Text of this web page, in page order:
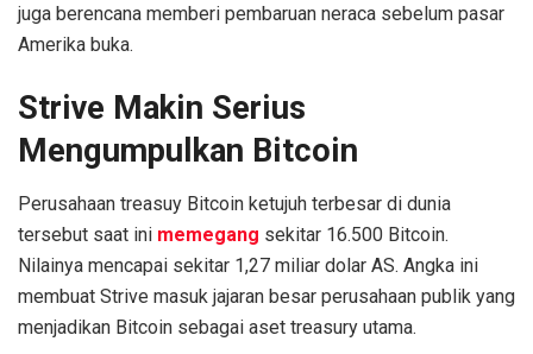
juga berencana memberi pembaruan neraca sebelum pasar
Amerika buka.
Strive Makin Serius
Mengumpulkan Bitcoin
Perusahaan treasuy Bitcoin ketujuh terbesar di dunia
tersebut saat ini memegang sekitar 16.500 Bitcoin.
Nilainya mencapai sekitar 1,27 miliar dolar AS. Angka ini
membuat Strive masuk jajaran besar perusahaan publik yang
menjadikan Bitcoin sebagai aset treasury utama.